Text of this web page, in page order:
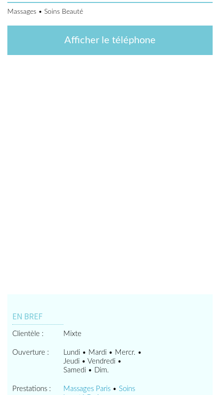
Massages • Soins Beauté
Afficher le téléphone
EN BREF
Clientèle : Mixte
Ouverture :
Lundi • Mardi • Mercr. •
Jeudi • Vendredi •
Samedi • Dim.
Prestations : Massages Paris • Soins